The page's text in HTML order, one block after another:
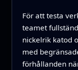
För att testa
teamet
nickelrik katod
med
förhållanden